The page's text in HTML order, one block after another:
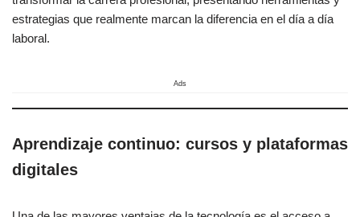
estrategias que realmente marcan la diferencia en el día a día
laboral.
Ads
Aprendizaje continuo: cursos y plataformas
digitales